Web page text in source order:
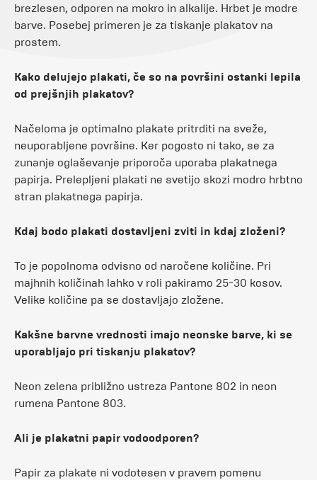
brezlesen, odporen na mokro in alkalije. Hrbet je modre
barve. Posebej primeren je za tiskanje plakatov na
prostem.
Kako delujejo plakati, če so na površini ostanki lepila
od prejšnjih plakatov?
Načeloma je optimalno plakate pritrditi na sveže,
neuporabljene površine. Ker pogosto ni tako, se za
zunanje oglaševanje priporoča uporaba plakatnega
papirja. Prelepljeni plakati ne svetijo skozi modro hrbtno
stran plakatnega papirja.
Kdaj bodo plakati dostavljeni zviti in kdaj zloženi?
To je popolnoma odvisno od naročene količine. Pri
majhnih količinah lahko v roli pakiramo 25-30 kosov.
Velike količine pa se dostavljajo zložene.
Kakšne barvne vrednosti imajo neonske barve, ki se
uporabljajo pri tiskanju plakatov?
Neon zelena približno ustreza Pantone 802 in neon
rumena Pantone 803.
Ali je plakatni papir vodoodporen?
Papir za plakate ni vodotesen v pravem pomenu